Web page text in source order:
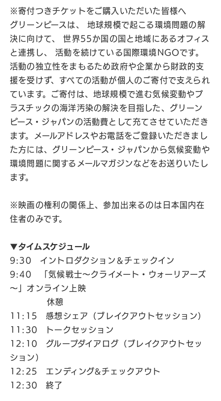
※寄付つきチケットをご購入いただいた皆様へ
グリーンピースは、 地球規模で起こる環境問題の解
決に向けて、 世界55か国の国と地域にあるオフィス
と連携し、 活動を続けている国際環境NGOです。
活動の独立性をまもるため政府や企業から財政的支
援を受けず、すべての活動が個人のご寄付で支えられ
ています。ご寄付は、地球規模で進む気候変動やプ
ラスチックの海洋汚染の解決を目指した、グリーン
ピース・ジャパンの活動費として充てさせていただき
ます。メールアドレスやお電話をご登録いただきまし
た方には、グリーンピース・ジャパンから気候変動や
環境問題に関するメールマガジンなどをお送りいたし
ます。
※映画の権利の関係上、参加出来るのは日本国内在
住者のみです。
▼タイムスケジュール
9:30 イントロダクション＆チェックイン
9:40 「気候戦士～クライメート・ウォーリアーズ
～」オンライン上映
休憩
11:15 感想シェア（ブレイクアウトセッション）
11:30 トークセッション
12:10 グループダイアログ（ブレイクアウトセッ
ション）
12:25 エンディング&チェックアウト
12:30 終了